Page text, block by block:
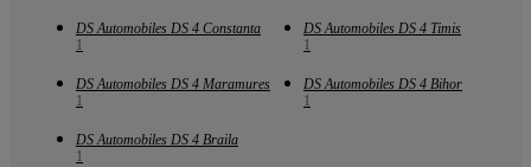
DS Automobiles DS 4 Constanta
1
DS Automobiles DS 4 Timis
1
DS Automobiles DS 4 Maramures
1
DS Automobiles DS 4 Bihor
1
DS Automobiles DS 4 Braila
1